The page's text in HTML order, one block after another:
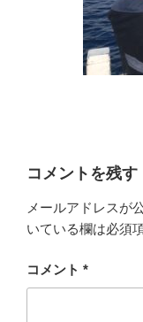
コメントを残す
メールアドレスが
いている欄は必須
コメント *